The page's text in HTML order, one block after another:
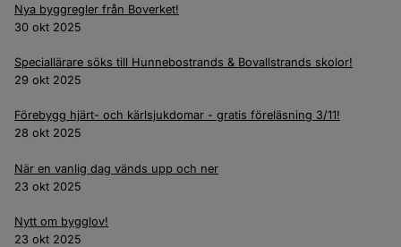
Nya byggregler från Boverket!
30 okt 2025
Speciallärare söks till Hunnebostrands & Bovallstrands skolor!
29 okt 2025
Förebygg hjärt- och kärlsjukdomar - gratis föreläsning 3/11!
28 okt 2025
När en vanlig dag vänds upp och ner
23 okt 2025
Nytt om bygglov!
23 okt 2025